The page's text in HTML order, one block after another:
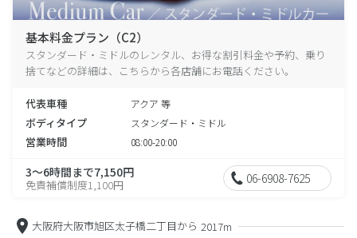
基本料金プラン（C2）
スタンダード・ミドルのレンタル、お得な割引料金や予約、乗り
捨てなどの詳細は、こちらから各店舗にお電話ください。
代表車種 アクア 等
ボディタイプ スタンダード・ミドル
営業時間 08:00-20:00
3～6時間まで7,150円
免責補償制度1,100円 06-6908-7625
大阪府大阪市旭区太子橋二丁目から 2017m